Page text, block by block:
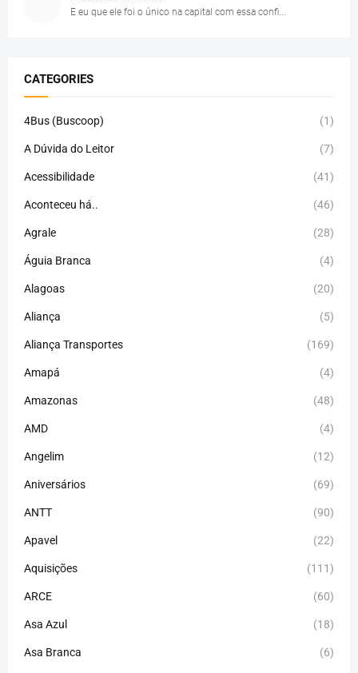
E eu que ele foi o único na capital com essa confi...
CATEGORIES
4Bus (Buscoop) (1)
A Dúvida do Leitor (7)
Acessibilidade (41)
Aconteceu há.. (46)
Agrale (28)
Águia Branca (4)
Alagoas (20)
Aliança (5)
Aliança Transportes (169)
Amapá (4)
Amazonas (48)
AMD (4)
Angelim (12)
Aniversários (69)
ANTT (90)
Apavel (22)
Aquisições (111)
ARCE (60)
Asa Azul (18)
Asa Branca (6)